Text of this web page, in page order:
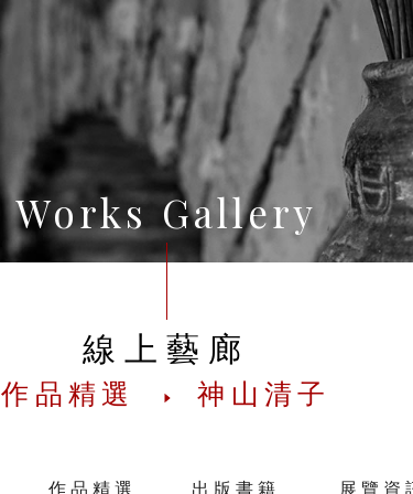
Works Gallery
線上藝廊
作品精選 神山清子
作品精選 出版書籍 展覽資